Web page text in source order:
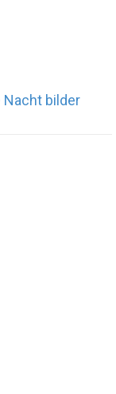
Nacht bilder